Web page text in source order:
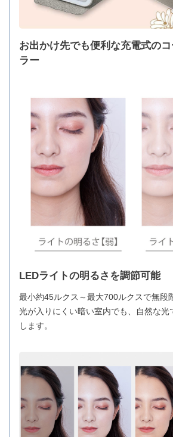
お出かけ先でも便利な充電式の
ラー
LEDライトの明るさを調節可能
最小約45ルクス～最大700ルクスで無段
光が入りにくい暗い室内でも、自然な光
します。